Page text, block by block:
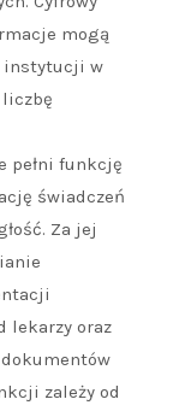
mogą
instytucji w
pełni funkcję
świadczeń
Za jej
lekarzy oraz
zależy od